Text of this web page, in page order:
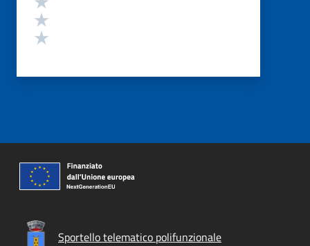
Sportello telematico polifunzionale